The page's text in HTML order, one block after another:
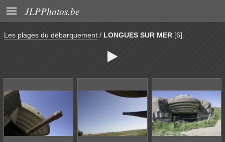
 JLPPhotos.be
Les plages du débarquement / LONGUES SUR MER [6]
